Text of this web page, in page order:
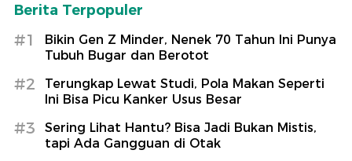
Berita Terpopuler
#1
Bikin Gen Z Minder, Nenek 70 Tahun Ini Punya
Tubuh Bugar dan Berotot
#2
Terungkap Lewat Studi, Pola Makan Seperti
Ini Bisa Picu Kanker Usus Besar
#3
Sering Lihat Hantu? Bisa Jadi Bukan Mistis,
tapi Ada Gangguan di Otak